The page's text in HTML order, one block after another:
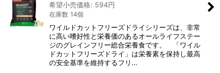
希望小売価格: 594円
在庫数 14個
ワイルドカットフリーズドライシリーズは、非常
に高い嗜好性と栄養価のあるオールライフステー
ジのグレインフリー総合栄養食です。 「ワイル
ドカットフリーズドライ」は栄養素を保持し最高
の安全基準を維持するフリ…